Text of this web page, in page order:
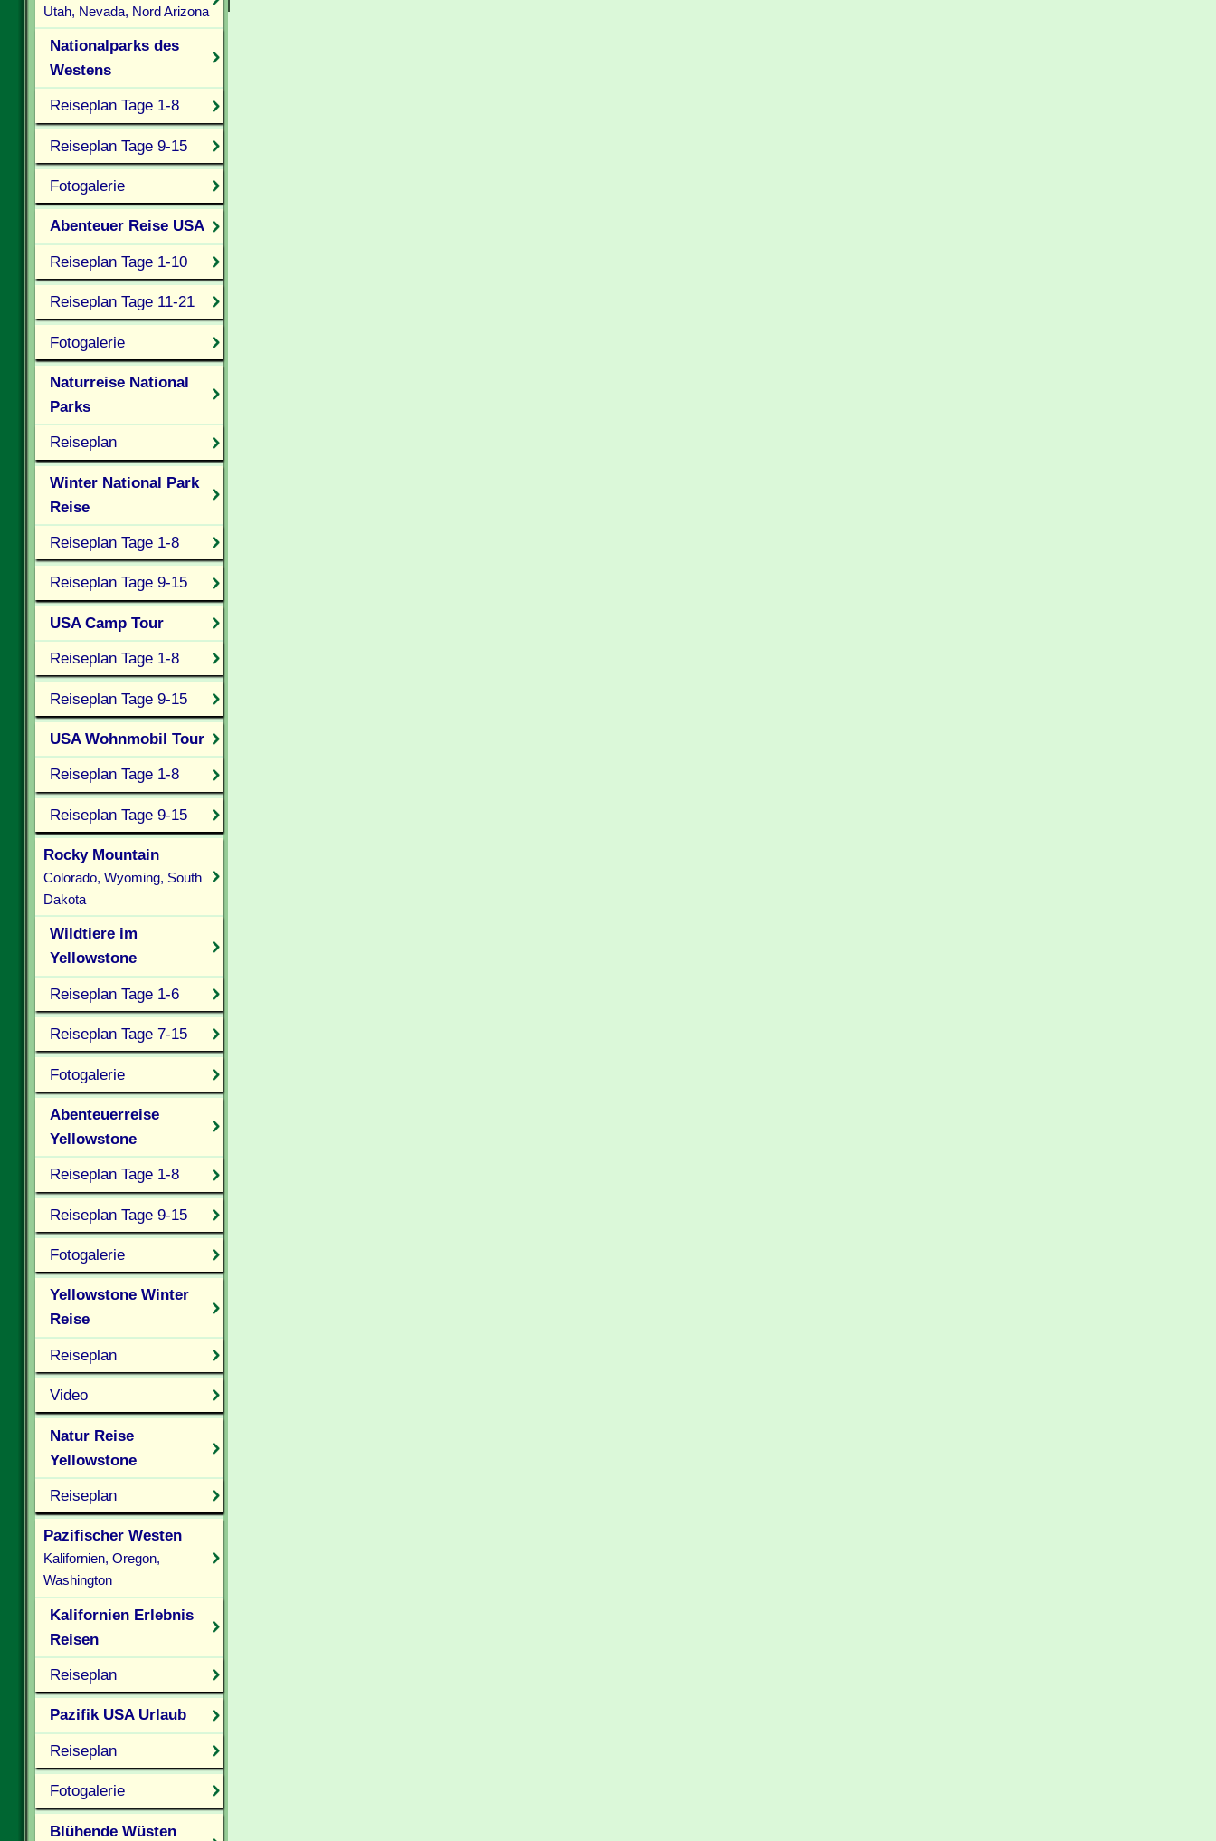
Utah, Nevada, Nord Arizona
Nationalparks des
Westens
Reiseplan Tage 1-8
Reiseplan Tage 9-15
Fotogalerie
Abenteuer Reise USA
Reiseplan Tage 1-10
Reiseplan Tage 11-21
Fotogalerie
Naturreise National
Parks
Reiseplan
Winter National Park
Reise
Reiseplan Tage 1-8
Reiseplan Tage 9-15
USA Camp Tour
Reiseplan Tage 1-8
Reiseplan Tage 9-15
USA Wohnmobil Tour
Reiseplan Tage 1-8
Reiseplan Tage 9-15
Rocky Mountain
Colorado, Wyoming, South
Dakota
Wildtiere im
Yellowstone
Reiseplan Tage 1-6
Reiseplan Tage 7-15
Fotogalerie
Abenteuerreise
Yellowstone
Reiseplan Tage 1-8
Reiseplan Tage 9-15
Fotogalerie
Yellowstone Winter
Reise
Reiseplan
Video
Natur Reise
Yellowstone
Reiseplan
Pazifischer Westen
Kalifornien, Oregon,
Washington
Kalifornien Erlebnis
Reisen
Reiseplan
Pazifik USA Urlaub
Reiseplan
Fotogalerie
Blühende Wüsten